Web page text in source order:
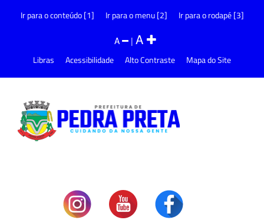
Ir para o conteúdo [1] Ir para o menu [2] Ir para o rodapé [3]
A |A
Libras Acessibilidade Alto Contraste Mapa do Site